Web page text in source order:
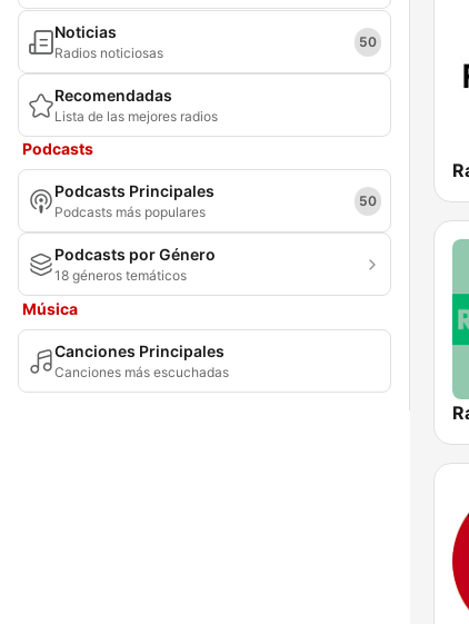
Noticias
Radios noticiosas
50
Recomendadas
Lista de las mejores radios
Podcasts
Podcasts Principales
Podcasts más populares
50
Podcasts por Género
18 géneros temáticos
Música
Canciones Principales
Canciones más escuchadas